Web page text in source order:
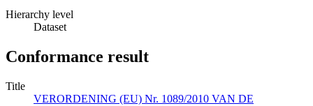
Hierarchy level
Dataset
Conformance result
Title
VERORDENING (EU) Nr. 1089/2010 VAN DE